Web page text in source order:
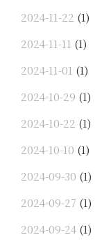
2024-11-22 (1)
2024-11-11 (1)
2024-11-01 (1)
2024-10-29 (1)
2024-10-22 (1)
2024-10-10 (1)
2024-09-30 (1)
2024-09-27 (1)
2024-09-24 (1)